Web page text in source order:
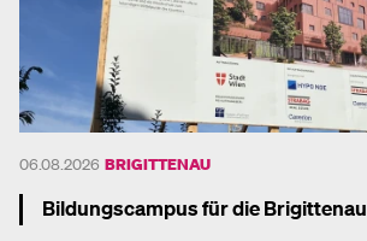
06.08.2026 BRIGITTENAU
Bildungscampus für die Brigittenau